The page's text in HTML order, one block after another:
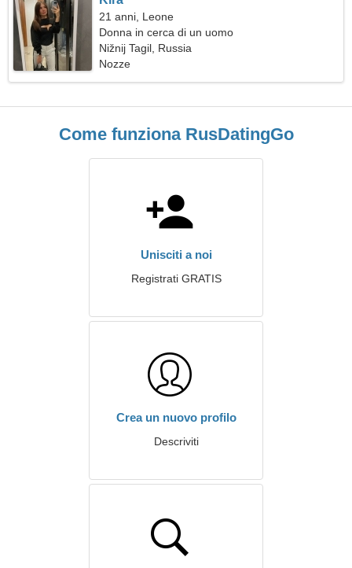
21 anni, Leone
Donna in cerca di un uomo
Nižnij Tagil, Russia
Nozze
Come funziona RusDatingGo
Unisciti a noi
Registrati GRATIS
Crea un nuovo profilo
Descriviti